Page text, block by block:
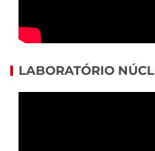
LABORATÓRIO